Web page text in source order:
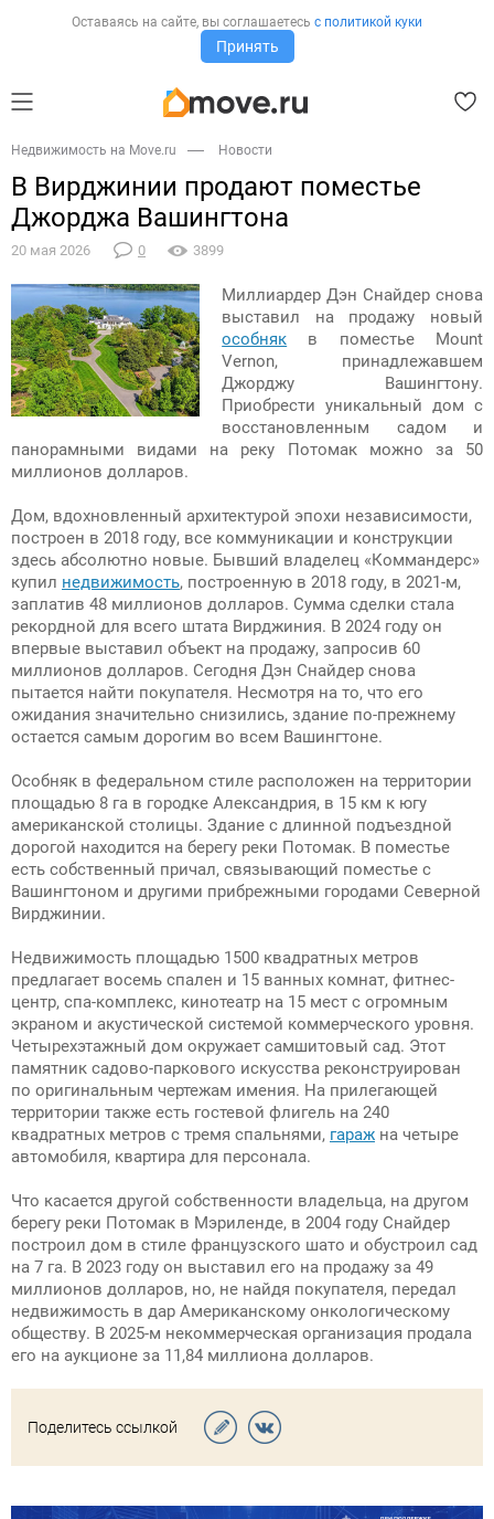
Оставаясь на сайте, вы соглашаетесь с политикой куки
Принять
Недвижимость на Move.ru Новости
В Вирджинии продают поместье
Джорджа Вашингтона
20 мая 2026 0 3899
Миллиардер Дэн Снайдер снова
выставил на продажу новый
особняк в поместье Mount
Vernon, принадлежавшем
Джорджу Вашингтону.
Приобрести уникальный дом с
восстановленным садом и
панорамными видами на реку Потомак можно за 50
миллионов долларов.
Дом, вдохновленный архитектурой эпохи независимости,
построен в 2018 году, все коммуникации и конструкции
здесь абсолютно новые. Бывший владелец «Коммандерс»
купил недвижимость, построенную в 2018 году, в 2021-м,
заплатив 48 миллионов долларов. Сумма сделки стала
рекордной для всего штата Вирджиния. В 2024 году он
впервые выставил объект на продажу, запросив 60
миллионов долларов. Сегодня Дэн Снайдер снова
пытается найти покупателя. Несмотря на то, что его
ожидания значительно снизились, здание по-прежнему
остается самым дорогим во всем Вашингтоне.
Особняк в федеральном стиле расположен на территории
площадью 8 га в городке Александрия, в 15 км к югу
американской столицы. Здание с длинной подъездной
дорогой находится на берегу реки Потомак. В поместье
есть собственный причал, связывающий поместье с
Вашингтоном и другими прибрежными городами Северной
Вирджинии.
Недвижимость площадью 1500 квадратных метров
предлагает восемь спален и 15 ванных комнат, фитнес-
центр, спа-комплекс, кинотеатр на 15 мест с огромным
экраном и акустической системой коммерческого уровня.
Четырехэтажный дом окружает самшитовый сад. Этот
памятник садово-паркового искусства реконструирован
по оригинальным чертежам имения. На прилегающей
территории также есть гостевой флигель на 240
квадратных метров с тремя спальнями, гараж на четыре
автомобиля, квартира для персонала.
Что касается другой собственности владельца, на другом
берегу реки Потомак в Мэриленде, в 2004 году Снайдер
построил дом в стиле французского шато и обустроил сад
на 7 га. В 2023 году он выставил его на продажу за 49
миллионов долларов, но, не найдя покупателя, передал
недвижимость в дар Американскому онкологическому
обществу. В 2025-м некоммерческая организация продала
его на аукционе за 11,84 миллиона долларов.
Поделитесь ссылкой